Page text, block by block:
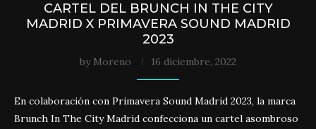
CARTEL DEL BRUNCH IN THE CITY
MADRID X PRIMAVERA SOUND MADRID
2023
by Moreno 16 diciembre, 2022
En colaboración con Primavera Sound Madrid 2023, la marca
Brunch In The City Madrid confecciona un cartel asombroso